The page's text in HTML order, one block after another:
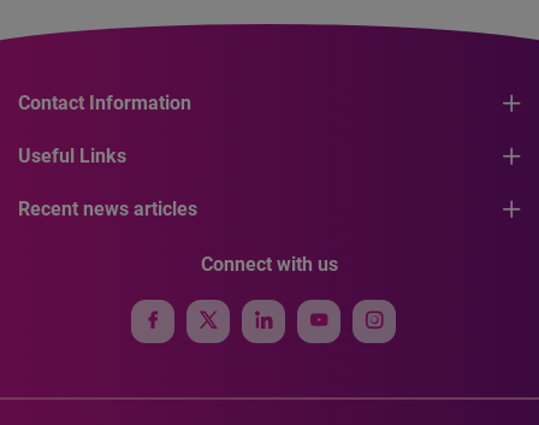
Contact Information
Useful Links
Recent news articles
Connect with us